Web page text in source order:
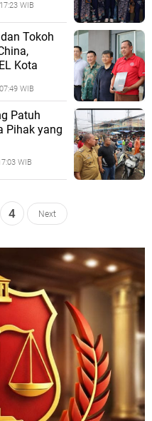
WIB
Tokoh
Kota
WIB
Patuh
Pihak yang
WIB
4 Next